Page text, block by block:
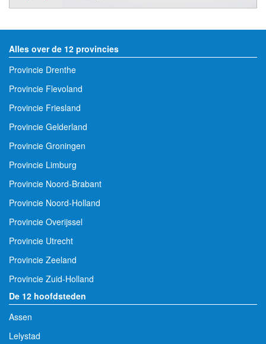
Alles over de 12 provincies
Provincie Drenthe
Provincie Flevoland
Provincie Friesland
Provincie Gelderland
Provincie Groningen
Provincie Limburg
Provincie Noord-Brabant
Provincie Noord-Holland
Provincie Overijssel
Provincie Utrecht
Provincie Zeeland
Provincie Zuid-Holland
De 12 hoofdsteden
Assen
Lelystad